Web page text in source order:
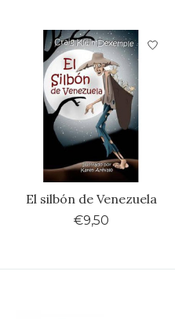
El silbón de Venezuela
€9,50